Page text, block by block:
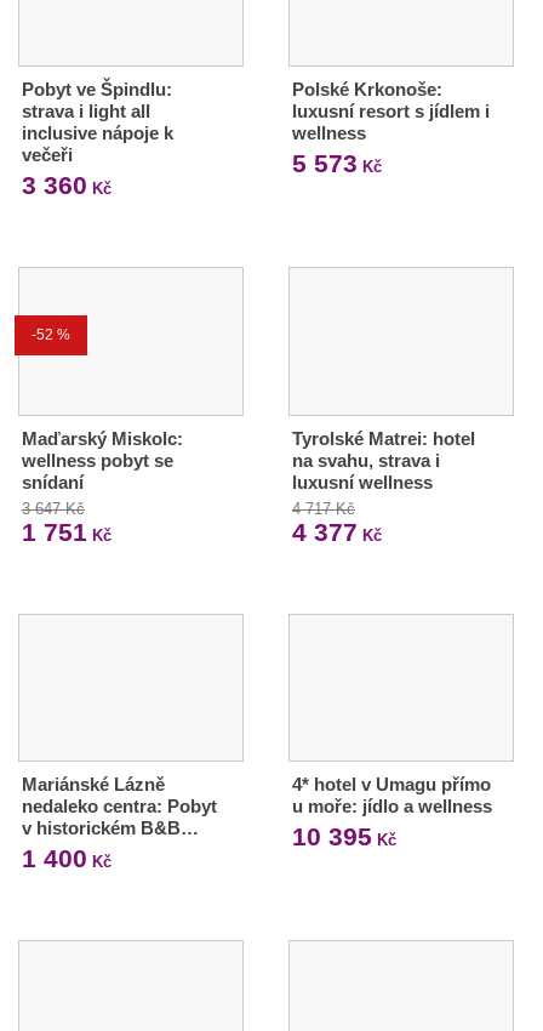
Pobyt ve Špindlu:
strava i light all
inclusive nápoje k
večeři
3 360 Kč
Polské Krkonoše:
luxusní resort s jídlem i
wellness
5 573 Kč
-52 %
Maďarský Miskolc:
wellness pobyt se
snídaní
3 647 Kč
1 751 Kč
Tyrolské Matrei: hotel
na svahu, strava i
luxusní wellness
4 717 Kč
4 377 Kč
Mariánské Lázně
nedaleko centra: Pobyt
v historickém B&B…
1 400 Kč
4* hotel v Umagu přímo
u moře: jídlo a wellness
10 395 Kč